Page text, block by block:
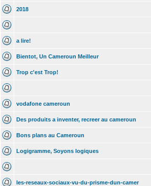
2018
a lire!
Bientot, Un Cameroun Meilleur
Trop c'est Trop!
vodafone cameroun
Des produits a inventer, recreer au cameroun
Bons plans au Cameroun
Logigramme, Soyons logiques
les-reseaux-sociaux-vu-du-prisme-dun-camer